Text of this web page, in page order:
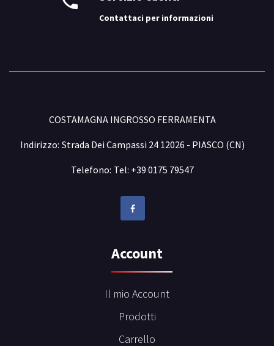
Contattaci per informazioni
COSTAMAGNA INGROSSO FERRAMENTA
Indirizzo: Strada Dei Campassi 24 12026 - PIASCO (CN)
Telefono: Tel: +39 0175 79547
Account
Il mio Account
Prodotti
Carrello